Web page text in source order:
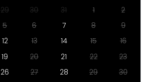
29 30 31 1
2
5 6 7 8
9
12 13 14 15
16
19 20 21 22
23
26 27 28 29
30